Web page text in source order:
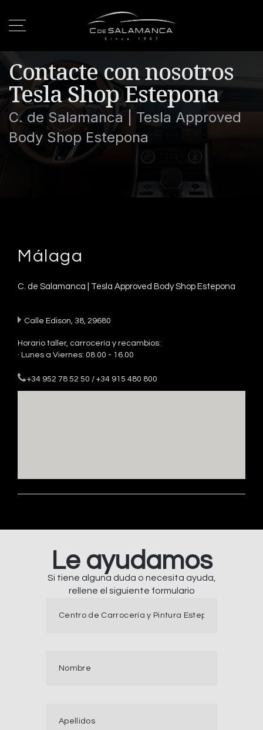
Contacte con nosotros
Tesla Shop Estepona
C. de Salamanca | Tesla Approved
Body Shop Estepona
Málaga
C. de Salamanca | Tesla Approved Body Shop Estepona
Calle Edison, 38, 29680
Horario taller, carrocería y recambios:
· Lunes a Viernes: 08.00 - 16.00
+34 952 78 52 50 / +34 915 480 800
Le ayudamos
Si tiene alguna duda o necesita ayuda,
rellene el siguiente formulario